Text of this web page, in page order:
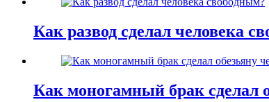
Как развод сделал человека
Как моногамный брак сделал